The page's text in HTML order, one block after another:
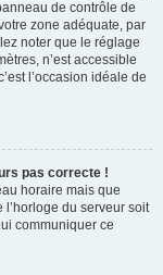
de contrôle de
zone adéquate, par
noter que le réglage
n’est accessible
l’occasion idéale de
pas correcte !
horaire mais que
l’horloge du serveur soit
communiquer ce